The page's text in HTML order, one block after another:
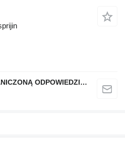
ALUPART SPÓŁKA Z OGRANICZONĄ ODPOWIEDZIALNOŚCIĄ